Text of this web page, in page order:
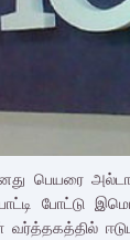
பெயரை
போட்டி போட்டு